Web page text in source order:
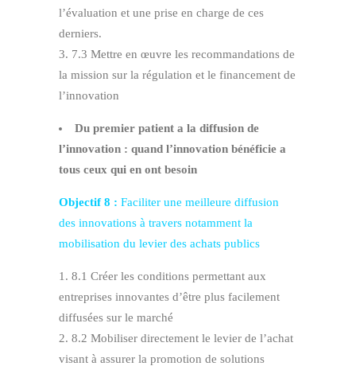
l’évaluation et une prise en charge de ces
derniers.
7.3 Mettre en œuvre les recommandations de
la mission sur la régulation et le financement de
l’innovation
Du premier patient a la diffusion de
l’innovation : quand l’innovation bénéficie a
tous ceux qui en ont besoin
Objectif 8 : Faciliter une meilleure diffusion
des innovations à travers notamment la
mobilisation du levier des achats publics
8.1 Créer les conditions permettant aux
entreprises innovantes d’être plus facilement
diffusées sur le marché
8.2 Mobiliser directement le levier de l’achat
visant à assurer la promotion de solutions